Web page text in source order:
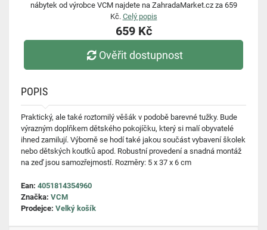
nábytek od výrobce VCM najdete na ZahradaMarket.cz za 659
Kč. Celý popis
659 Kč
Ověřit dostupnost
POPIS
Praktický, ale také roztomilý věšák v podobě barevné tužky. Bude
výrazným doplňkem dětského pokojíčku, který si malí obyvatelé
ihned zamilují. Výborně se hodí také jakou součást vybavení školek
nebo dětských koutků apod. Robustní provedení a snadná montáž
na zeď jsou samozřejmostí. Rozměry: 5 x 37 x 6 cm
Ean: 4051814354960
Značka: VCM
Prodejce: Velký košík